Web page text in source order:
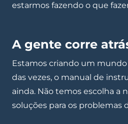
estarmos fazendo o que
A gente corre
Estamos criando um
das vezes, o manual de
ainda. Não temos escolha a
soluções para os problemas